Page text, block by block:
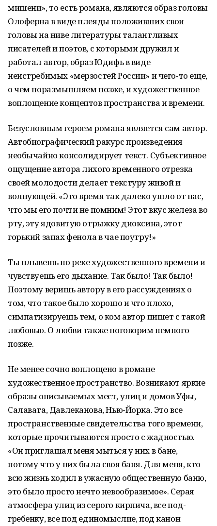
мишени», то есть романа, являются образ головы
Олоферна в виде плеяды положивших свои
головы на ниве литературы талантливых
писателей и поэтов, с которыми дружил и
работал автор, образ Юдифь в виде
неистребимых «мерзостей России» и чего-то еще,
о чем поразмышляем позже, и художественное
воплощение концептов пространства и времени.
Безусловным героем романа является сам автор.
Автобиографический ракурс произведения
необычайно консолидирует текст. Субъективное
ощущение автора лихого временного отрезка
своей молодости делает текстуру живой и
волнующей. «Это время так далеко ушло от нас,
что мы его почти не помним! Этот вкус железа во
рту, эту ядовитую отрыжку диоксина, этот
горький запах фенола в чае поутру!»
Ты плывешь по реке художественного времени и
чувствуешь его дыхание. Так было! Так было!
Поэтому веришь автору в его рассуждениях о
том, что такое было хорошо и что плохо,
симпатизируешь тем, о ком автор пишет с такой
любовью. О любви также поговорим немного
позже.
Не менее сочно воплощено в романе
художественное пространство. Возникают яркие
образы описываемых мест, улиц и домов Уфы,
Салавата, Давлеканова, Нью-Йорка. Это все
пространственные свидетельства того времени,
которые прочитываются просто с жадностью.
«Он приглашал меня мыться у них в бане,
потому что у них была своя баня. Для меня, кто
всю жизнь ходил в ужасную общественную баню,
это было просто нечто невообразимое». Серая
атмосфера улиц из серого кирпича, все под-
гребенку, все под единомыслие, под канон